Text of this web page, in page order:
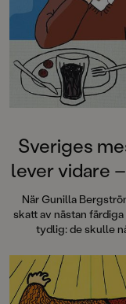
medryckande
Hallhagen tipsar
böcker för barn
SvD"Mycket
särskilt att rutscha
Dahlbergs bilder
en enda sekund.
uppslag finns
följa familjens
sniffande äventyr."
DN"En bok som
till skratt hos såväl
BTJ.
Sveriges
lever vidare
När Gunilla
skatt av nästan
tydlig: de skulle